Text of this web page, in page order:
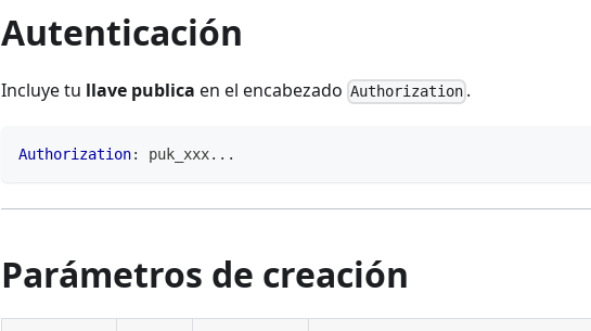
Autenticación
Incluye tu llave publica en el encabezado Authorization .
Authorization: puk_xxx...
Parámetros de creación